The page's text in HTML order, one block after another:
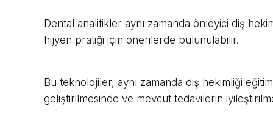
Dental analitikler aynı zamanda önleyici diş
hijyen pratiği için önerilerde bulunulabilir.
Bu teknolojiler, aynı zamanda diş hekimliği
geliştirilmesinde ve mevcut tedavilerin